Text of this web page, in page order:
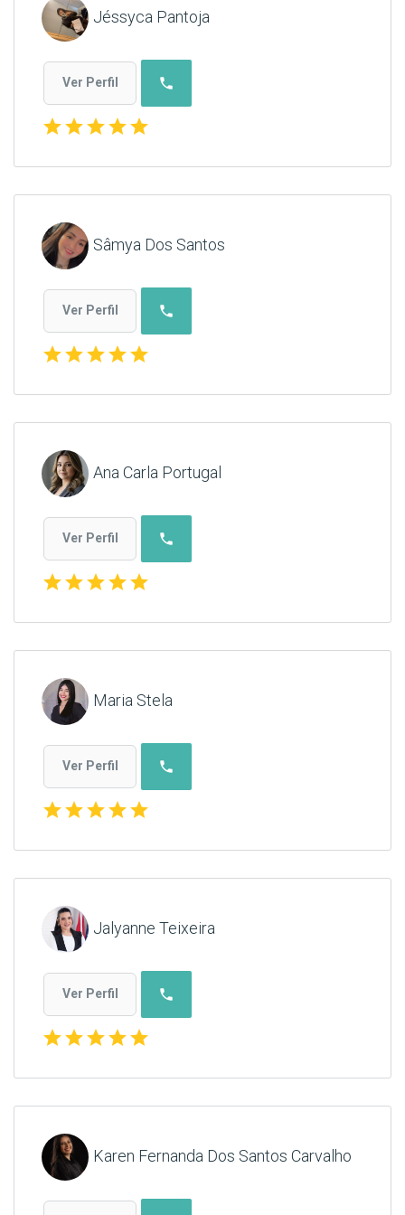
Jéssyca Pantoja
Ver Perfil phone
starstarstarstarstar
Sâmya Dos Santos
Ver Perfil phone
starstarstarstarstar
Ana Carla Portugal
Ver Perfil phone
starstarstarstarstar
Maria Stela
Ver Perfil phone
starstarstarstarstar
Jalyanne Teixeira
Ver Perfil phone
starstarstarstarstar
Karen Fernanda Dos Santos Carvalho